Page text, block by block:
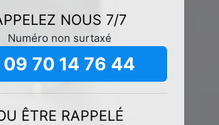
NOUS 7/7
Numéro non surtaxé
09 70 14 76 44
ÊTRE RAPPELÉ